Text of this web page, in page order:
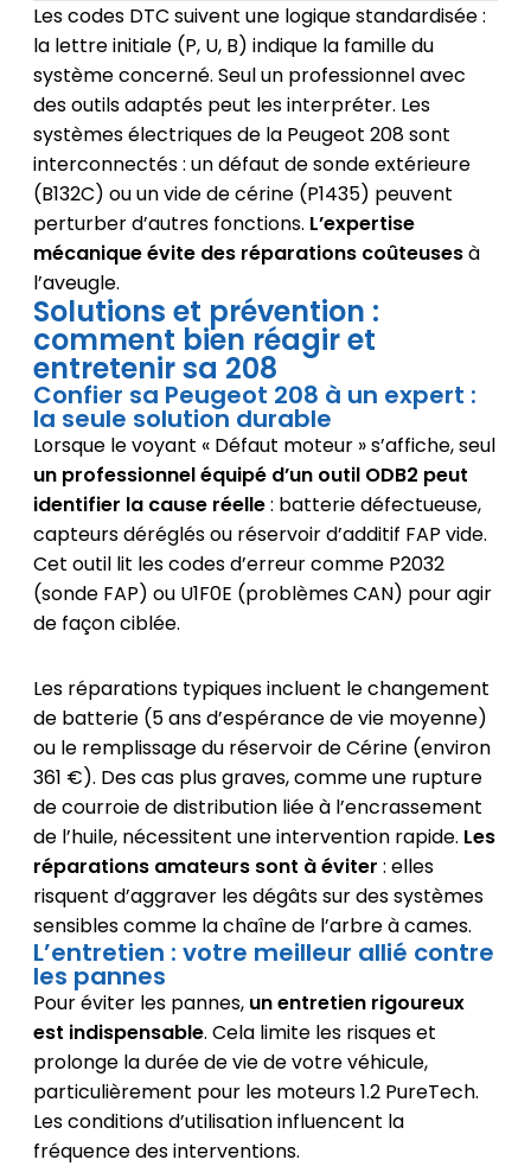
Les codes DTC suivent une logique standardisée :
la lettre initiale (P, U, B) indique la famille du
système concerné. Seul un professionnel avec
des outils adaptés peut les interpréter. Les
systèmes électriques de la Peugeot 208 sont
interconnectés : un défaut de sonde extérieure
(B132C) ou un vide de cérine (P1435) peuvent
perturber d’autres fonctions. L’expertise
mécanique évite des réparations coûteusesà
l’aveugle.
Solutions et prévention :
comment bien réagir et
entretenir sa 208
Confier sa Peugeot 208 à un expert :
la seule solution durable
Lorsque le voyant « Défaut moteur » s’affiche, seul
un professionnel équipé d’un outil ODB2 peut
identifier la cause réelle: batterie défectueuse,
capteurs déréglés ou réservoir d’additif FAP vide.
Cet outil lit les codes d’erreur comme P2032
(sonde FAP) ou U1F0E (problèmes CAN) pour agir
de façon ciblée.
Les réparations typiques incluent le changement
de batterie (5 ans d’espérance de vie moyenne)
ou le remplissage du réservoir de Cérine (environ
361 €). Des cas plus graves, comme une rupture
de courroie de distribution liée à l’encrassement
de l’huile, nécessitent une intervention rapide. Les
réparations amateurs sont à éviter : elles
risquent d’aggraver les dégâts sur des systèmes
sensibles comme la chaîne de l’arbre à cames.
L’entretien : votre meilleur allié contre
les pannes
Pour éviter les pannes, un entretien rigoureux
est indispensable. Cela limite les risques et
prolonge la durée de vie de votre véhicule,
particulièrement pour les moteurs 1.2 PureTech.
Les conditions d’utilisation influencent la
fréquence des interventions.